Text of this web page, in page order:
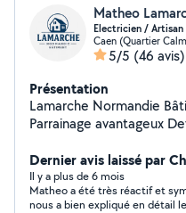
Electricien /
Caen (Quartier
5/5 (46 avis)
Présentation
Lamarche Normandie Bâtiment Artisan local
Dernier avis laissé par
Il y a plus de 6 mois
Matheo a été très réactif et
nous a bien expliqué en détail